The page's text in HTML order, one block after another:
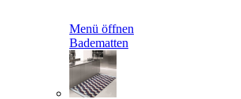
Menü öffnen
Badematten